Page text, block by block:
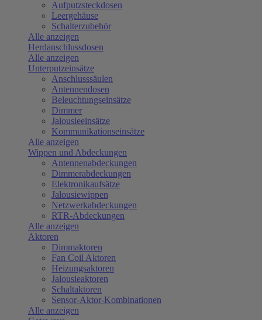
Aufputzsteckdosen
Leergehäuse
Schalterzubehör
Alle anzeigen
Herdanschlussdosen
Alle anzeigen
Unterputzeinsätze
Anschlusssäulen
Antennendosen
Beleuchtungseinsätze
Dimmer
Jalousieeinsätze
Kommunikationseinsätze
Alle anzeigen
Wippen und Abdeckungen
Antennenabdeckungen
Dimmerabdeckungen
Elektronikaufsätze
Jalousiewippen
Netzwerkabdeckungen
RTR-Abdeckungen
Alle anzeigen
Aktoren
Dimmaktoren
Fan Coil Aktoren
Heizungsaktoren
Jalousieaktoren
Schaltaktoren
Sensor-Aktor-Kombinationen
Alle anzeigen